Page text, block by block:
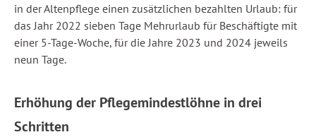
in der Altenpflege einen zusätzlichen bezahlten Urlaub: für
das Jahr 2022 sieben Tage Mehrurlaub für Beschäftigte mit
einer 5-Tage-Woche, für die Jahre 2023 und 2024 jeweils
neun Tage.
Erhöhung der Pflegemindestlöhne in drei
Schritten